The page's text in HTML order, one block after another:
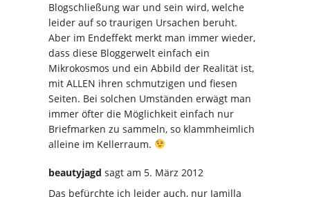
Blogschließung war und sein wird, welche
leider auf so traurigen Ursachen beruht.
Aber im Endeffekt merkt man immer wieder,
dass diese Bloggerwelt einfach ein
Mikrokosmos und ein Abbild der Realität ist,
mit ALLEN ihren schmutzigen und fiesen
Seiten. Bei solchen Umständen erwägt man
immer öfter die Möglichkeit einfach nur
Briefmarken zu sammeln, so klammheimlich
alleine im Kellerraum.
beautyjagd sagt am 5. März 2012
Das befürchte ich leider auch, nur Jamilla